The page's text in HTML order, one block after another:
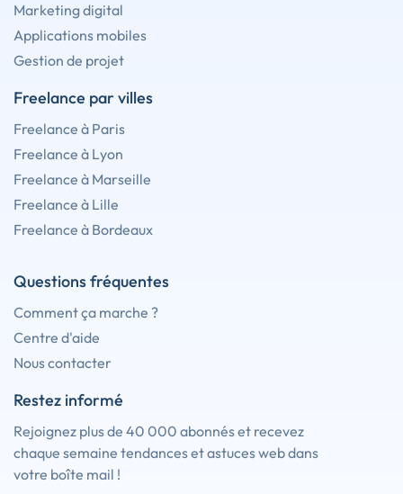
Marketing digital
Applications mobiles
Gestion de projet
Freelance par villes
Freelance à Paris
Freelance à Lyon
Freelance à Marseille
Freelance à Lille
Freelance à Bordeaux
Questions fréquentes
Comment ça marche ?
Centre d'aide
Nous contacter
Restez informé
Rejoignez plus de 40 000 abonnés et recevez
chaque semaine tendances et astuces web dans
votre boîte mail !